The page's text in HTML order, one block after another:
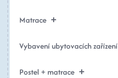
Matrace
Vybavení ubytovacích zařízení
Postel + matrace